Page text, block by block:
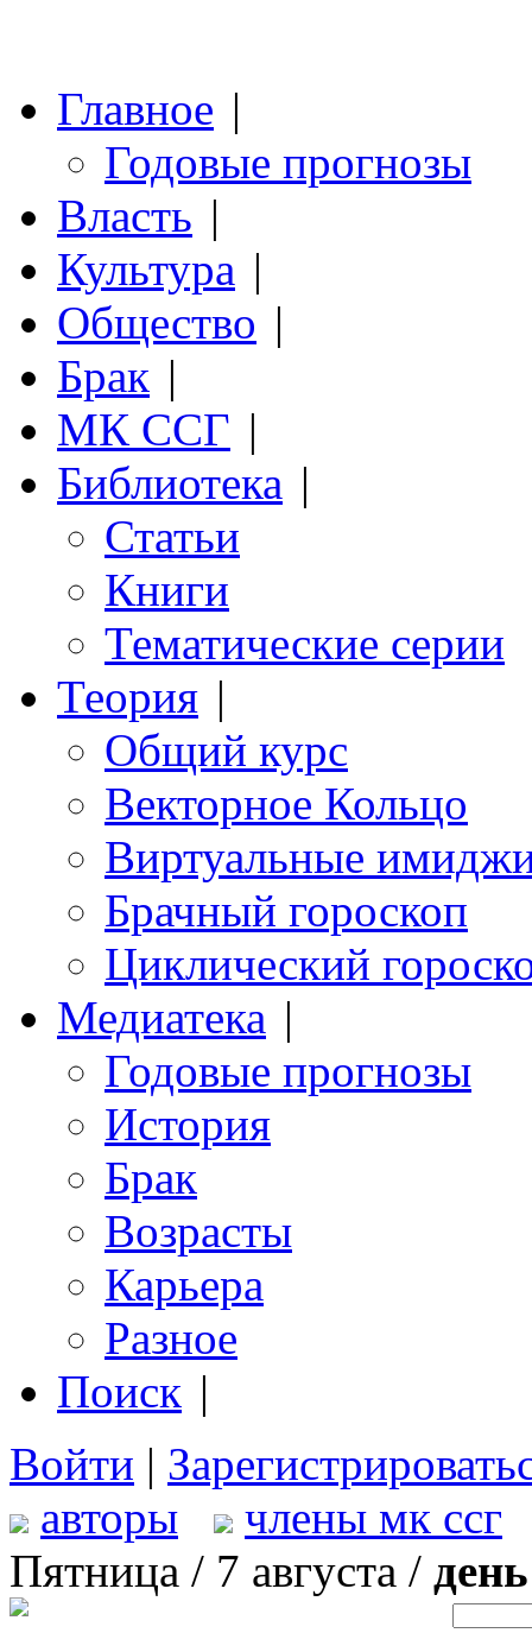
Главное |
Годовые прогнозы
Власть |
Культура |
Общество |
Брак |
МК ССГ |
Библиотека |
Статьи
Книги
Тематические серии
Теория |
Общий курс
Векторное Кольцо
Виртуальные
Брачный гороскоп
Циклический
Медиатека |
Годовые прогнозы
История
Брак
Возрасты
Карьера
Разное
Поиск |
Войти |
авторы
члены мк ссг
Пятница / 7 августа /